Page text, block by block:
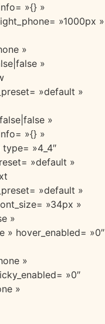
»{} »
»1000px »
»
»
»default »
»
»{} »
»4_4″
»default »
»default »
»34px »
»
» hover_enabled= »0″
»
»0″
»